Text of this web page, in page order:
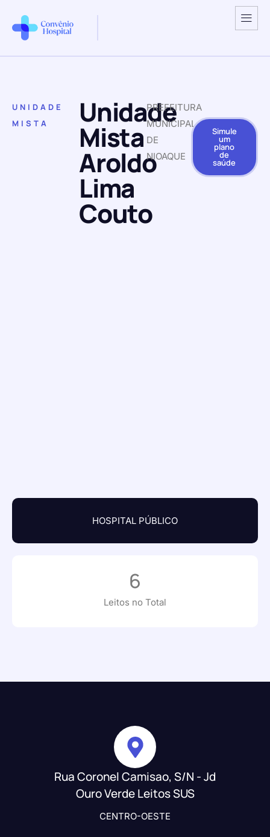
UNIDADE
MISTA
Unidade
Mista
Aroldo
Lima
Couto
PREFEITURA
MUNICIPAL
DE
NIOAQUE
Simule
um
plano
de
saúde
HOSPITAL PÚBLICO
Leitos no Total
6
Rua Coronel Camisao, S/N - Jd
Ouro Verde Leitos SUS
CENTRO-OESTE